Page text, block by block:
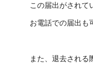
この届出がされて
お電話での届出も
また、退去される